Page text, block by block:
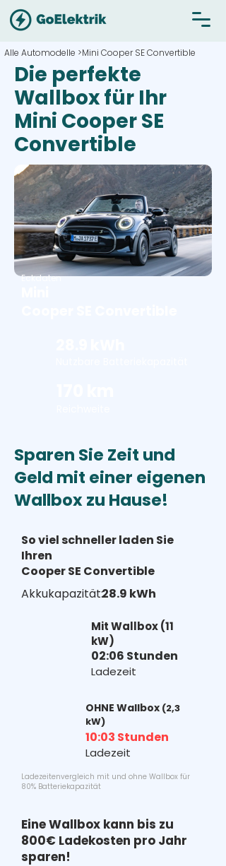
Alle Automodelle >Mini Cooper SE Convertible
Die perfekte
Wallbox für Ihr
Mini Cooper SE
Convertible
Eckdaten
Sparen Sie Zeit und
Geld mit einer eigenen
Wallbox zu Hause!
So viel schneller laden Sie
Ihren
Cooper SE Convertible
Akkukapazität:28.9 kWh
Mit Wallbox (11
kW)
02:06 Stunden
Ladezeit
OHNE Wallbox (2,3
kW)
10:03 Stunden
Ladezeit
Ladezeitenvergleich mit und ohne Wallbox für
80% Batteriekapazität
Eine Wallbox kann bis zu
800€ Ladekosten pro Jahr
sparen!